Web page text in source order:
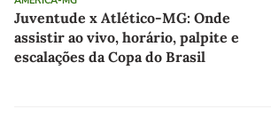
Juventude x Atlético-MG: Onde
assistir ao vivo, horário, palpite e
escalações da Copa do Brasil